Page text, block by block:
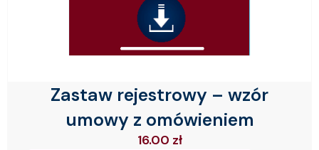
Zastaw rejestrowy – wzór
umowy z omówieniem
16.00 zł